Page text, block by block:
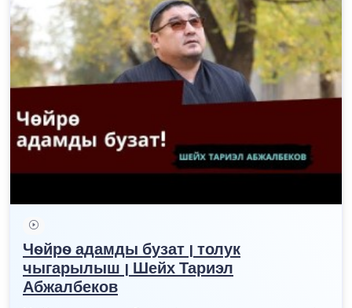
Чѳйрѳ адамды бузат | толук
чыгарылыш | Шейх Тариэл
Абжалбеков